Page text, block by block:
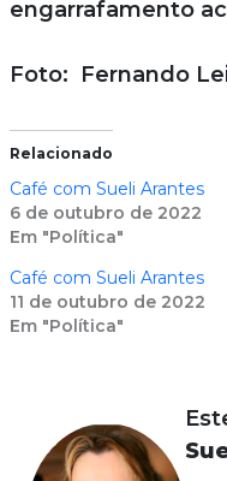
engarrafamento
Foto: Fernando
Relacionado
Café com Sueli Arantes
6 de outubro de 2022
Em "Política"
Café com Sueli Arantes
11 de outubro de 2022
Em "Política"